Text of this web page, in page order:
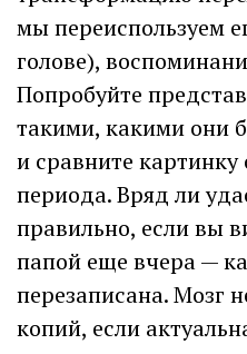
мы переиспользуем
голове),
Попробуйте
такими, какими они
и сравните
периода. Вряд ли
правильно, если вы
папой еще вчера —
перезаписана. Мозг
копий, если